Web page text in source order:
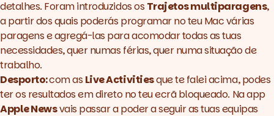
detalhes. Foram introduzidos osTrajetos multiparagens,
a partir dos quais poderás programar no teu Mac várias
paragens e agregá-las para acomodar todas as tuas
necessidades, quer numas férias, quer numa situação de
trabalho.
Desporto:com asLive Activitiesque te falei acima, podes
ter os resultados em direto no teu ecrã bloqueado. Na app
Apple Newsvais passar a poder a seguir as tuas equipas